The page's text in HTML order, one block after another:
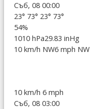
Съб, 08 00:00
23° 73° 23° 73°
54%
1010 hPa29.83 inHg
10 km/h NW6 mph NW
10 km/h 6 mph
Съб, 08 03:00